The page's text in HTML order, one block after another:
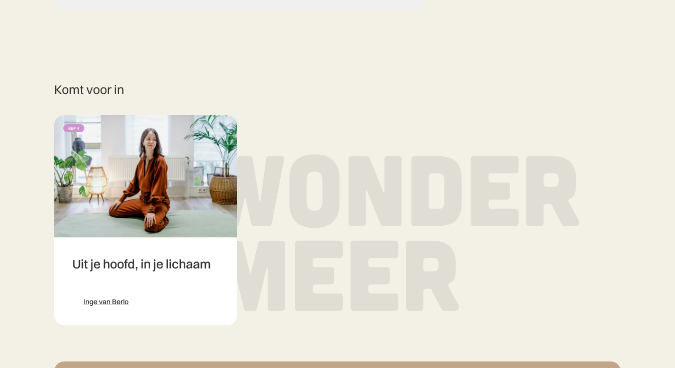
Komt voor in
BEP 4
Uit je hoofd, in je lichaam
Inge van Berlo